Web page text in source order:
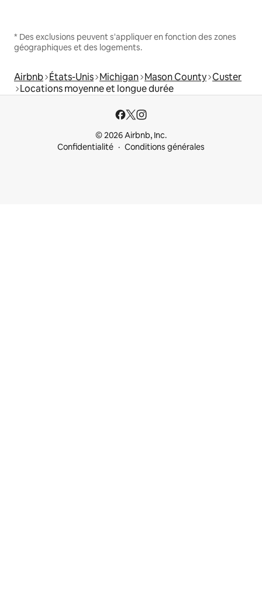
* Des exclusions peuvent s'appliquer en fonction des zones
géographiques et des logements.
Airbnb États-Unis Michigan Mason County Custer
Locations moyenne et longue durée
© 2026 Airbnb, Inc.
Confidentialité
Conditions générales